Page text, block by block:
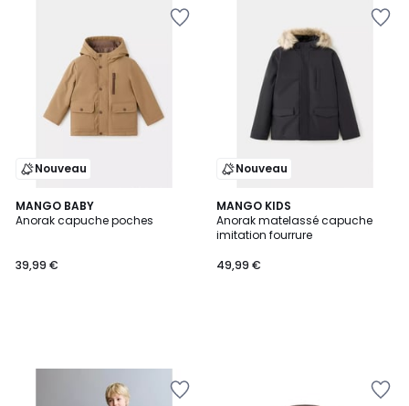
Nouveau
MANGO BABY
Anorak capuche poches
39,99 €
Nouveau
MANGO KIDS
Anorak matelassé capuche
imitation fourrure
49,99 €